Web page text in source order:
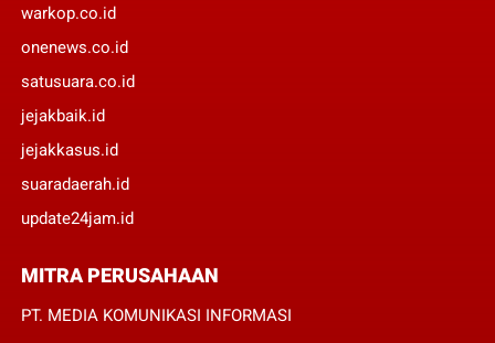
warkop.co.id
onenews.co.id
satusuara.co.id
jejakbaik.id
jejakkasus.id
suaradaerah.id
update24jam.id
MITRA PERUSAHAAN
PT. MEDIA KOMUNIKASI INFORMASI